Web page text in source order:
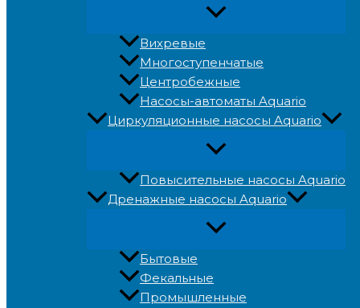
Вихревые
Многоступенчатые
Центробежные
Насосы-автоматы Aquario
Циркуляционные насосы Aquario
Повысительные насосы Aquario
Дренажные насосы Aquario
Бытовые
Фекальные
Промышленные